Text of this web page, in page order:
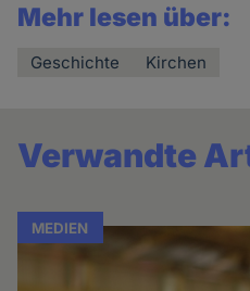
Mehr lesen über:
Geschichte Kirchen
Verwandte
MEDIEN